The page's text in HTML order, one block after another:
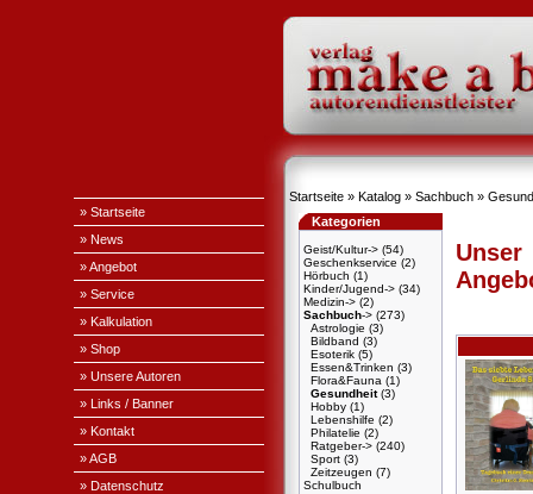
» Startseite
» News
» Angebot
» Service
» Kalkulation
» Shop
» Unsere Autoren
» Links / Banner
» Kontakt
» AGB
» Datenschutz
Startseite » Katalog » Sachbuch »
Kategorien
Geist/Kultur-> (54)
Geschenkservice (2)
Hörbuch (1)
Kinder/Jugend-> (34)
Medizin-> (2)
Sachbuch-> (273)
Astrologie (3)
Bildband (3)
Esoterik (5)
Essen&Trinken (3)
Flora&Fauna (1)
Gesundheit(3)
Hobby (1)
Lebenshilfe (2)
Philatelie (2)
Ratgeber-> (240)
Sport (3)
Zeitzeugen (7)
Schulbuch
Unser